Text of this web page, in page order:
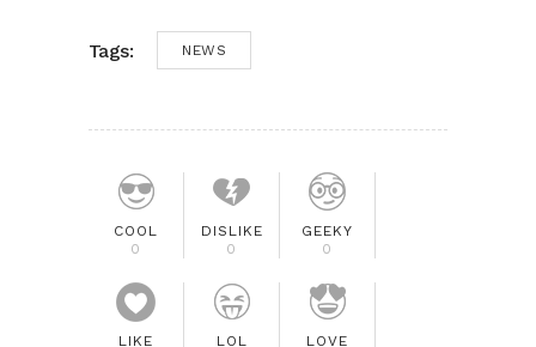
Tags: NEWS
COOL
0
DISLIKE
0
GEEKY
0
LIKE
LOL
LOVE